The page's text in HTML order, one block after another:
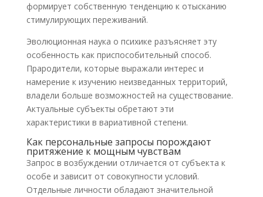
формирует собственную тенденцию к отысканию
стимулирующих переживаний.
Эволюционная наука о психике разъясняет эту
особенность как приспособительный способ.
Прародители, которые выражали интерес и
намерение к изучению неизведанных территорий,
владели больше возможностей на существование.
Актуальные субъекты обретают эти
характеристики в вариативной степени.
Как персональные запросы порождают
притяжение к мощным чувствам
Запрос в возбуждении отличается от субъекта к
особе и зависит от совокупности условий.
Отдельные личности обладают значительной